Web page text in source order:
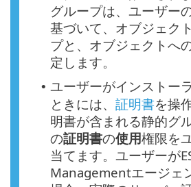
グループは、ユーザー
基づいて、オブジェク
プと、オブジェクトへ
定します。
• ユーザーがインストー
ときには、 証明書を操
明書が含まれる静的グ
の証明書の使用権限を
当てます。ユーザーが
Managementエージェ